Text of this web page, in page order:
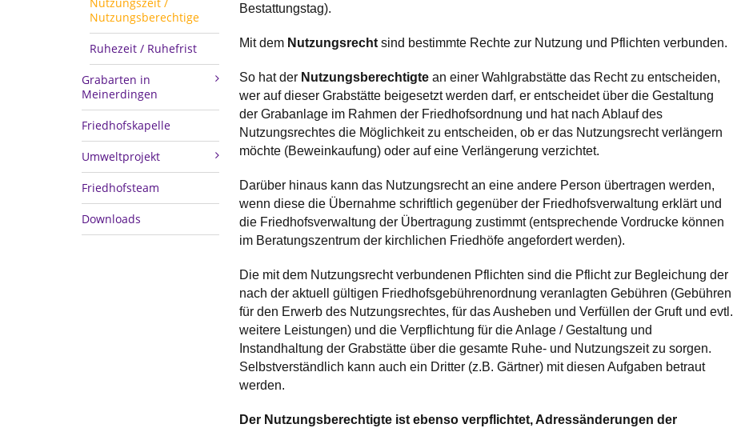
Nutzungsberechtige
Ruhezeit / Ruhefrist
Grabarten in
Meinerdingen
Friedhofskapelle
Umweltprojekt
Friedhofsteam
Downloads
Bestattungstag).
Mit dem Nutzungsrecht sind bestimmte Rechte zur Nutzung und Pflichten verbunden.
So hat der Nutzungsberechtigte an einer Wahlgrabstätte das Recht zu entscheiden,
wer auf dieser Grabstätte beigesetzt werden darf, er entscheidet über die Gestaltung
der Grabanlage im Rahmen der Friedhofsordnung und hat nach Ablauf des
Nutzungsrechtes die Möglichkeit zu entscheiden, ob er das Nutzungsrecht verlängern
möchte (Beweinkaufung) oder auf eine Verlängerung verzichtet.
Darüber hinaus kann das Nutzungsrecht an eine andere Person übertragen werden,
wenn diese die Übernahme schriftlich gegenüber der Friedhofsverwaltung erklärt und
die Friedhofsverwaltung der Übertragung zustimmt (entsprechende Vordrucke können
im Beratungszentrum der kirchlichen Friedhöfe angefordert werden).
Die mit dem Nutzungsrecht verbundenen Pflichten sind die Pflicht zur Begleichung der
nach der aktuell gültigen Friedhofsgebührenordnung veranlagten Gebühren (Gebühren
für den Erwerb des Nutzungsrechtes, für das Ausheben und Verfüllen der Gruft und evtl.
weitere Leistungen) und die Verpflichtung für die Anlage / Gestaltung und
Instandhaltung der Grabstätte über die gesamte Ruhe- und Nutzungszeit zu sorgen.
Selbstverständlich kann auch ein Dritter (z.B. Gärtner) mit diesen Aufgaben betraut
werden.
Der Nutzungsberechtigte ist ebenso verpflichtet, Adressänderungen der